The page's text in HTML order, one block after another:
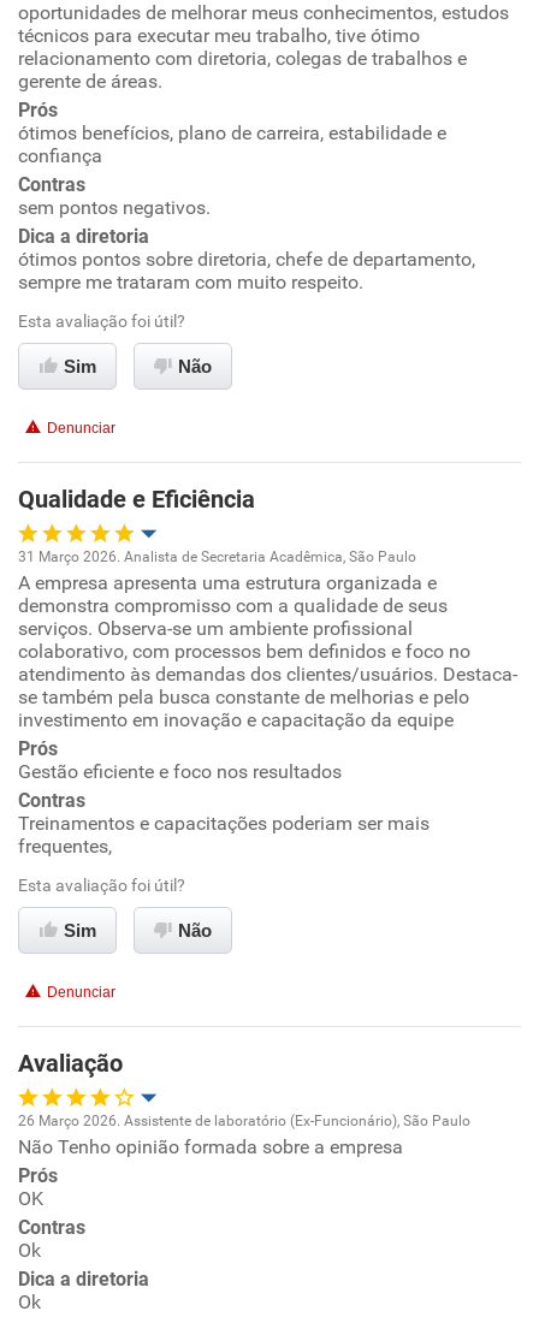
Ambiente de trabalho
Conciliação com a vida familiar
Benefícios
Recomenda esta empresa
Recomenda a diretoria
oportunidades de melhorar meus conhecimentos, estudos
técnicos para executar meu trabalho, tive ótimo
relacionamento com diretoria, colegas de trabalhos e
gerente de áreas.
Prós
ótimos benefícios, plano de carreira, estabilidade e
confiança
Contras
sem pontos negativos.
Dica a diretoria
ótimos pontos sobre diretoria, chefe de departamento,
sempre me trataram com muito respeito.
Esta avaliação foi útil?
Sim Não
Denunciar
Qualidade e Eficiência
Oportunidade de promoção
Ambiente de trabalho
Conciliação com a vida familiar
Benefícios
Recomenda esta empresa
31 Março 2026. Analista de Secretaria Acadêmica, São Paulo
A empresa apresenta uma estrutura organizada e
demonstra compromisso com a qualidade de seus
serviços. Observa-se um ambiente profissional
colaborativo, com processos bem definidos e foco no
atendimento às demandas dos clientes/usuários. Destaca-
se também pela busca constante de melhorias e pelo
investimento em inovação e capacitação da equipe
Prós
Gestão eficiente e foco nos resultados
Contras
Treinamentos e capacitações poderiam ser mais
frequentes,
Esta avaliação foi útil?
Sim Não
Denunciar
Avaliação
Oportunidade de promoção
Conciliação com a vida familiar
26 Março 2026. Assistente de laboratório (Ex-Funcionário), São Paulo
Não Tenho opinião formada sobre a empresa
Prós
OK
Contras
Ok
Dica a diretoria
Ok